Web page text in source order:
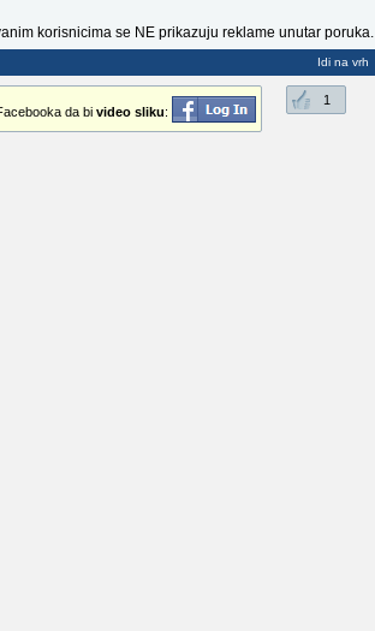
korisnicima se NE prikazuju reklame unutar poruka.
Idi na vrh
1
da bi video sliku: